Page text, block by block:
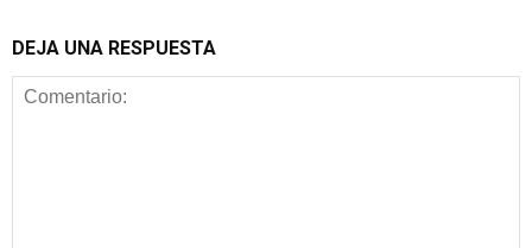
DEJA UNA RESPUESTA